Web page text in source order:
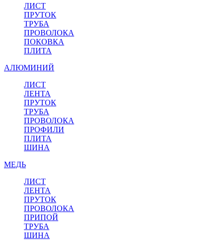
ЛИСТ
ПРУТОК
ТРУБА
ПРОВОЛОКА
ПОКОВКА
ПЛИТА
АЛЮМИНИЙ
ЛИСТ
ЛЕНТА
ПРУТОК
ТРУБА
ПРОВОЛОКА
ПРОФИЛИ
ПЛИТА
ШИНА
МЕДЬ
ЛИСТ
ЛЕНТА
ПРУТОК
ПРОВОЛОКА
ПРИПОЙ
ТРУБА
ШИНА